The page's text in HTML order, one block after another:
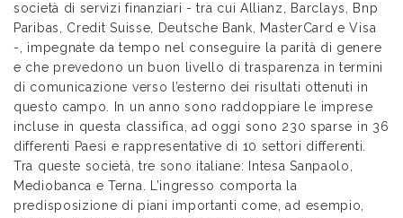
società di servizi finanziari - tra cui Allianz, Barclays, Bnp
Paribas, Credit Suisse, Deutsche Bank, MasterCard e Visa
-, impegnate da tempo nel conseguire la parità di genere
e che prevedono un buon livello di trasparenza in termini
di comunicazione verso l’esterno dei risultati ottenuti in
questo campo. In un anno sono raddoppiare le imprese
incluse in questa classifica, ad oggi sono 230 sparse in 36
differenti Paesi e rappresentative di 10 settori differenti.
Tra queste società, tre sono italiane: Intesa Sanpaolo,
Mediobanca e Terna. L’ingresso comporta la
predisposizione di piani importanti come, ad esempio,